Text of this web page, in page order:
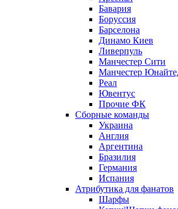
Бавария
Боруссия
Барселона
Динамо Киев
Ливерпуль
Манчестер Сити
Манчестер
Реал
Ювентус
Прочие ФК
Сборные команды
Украина
Англия
Аргентина
Бразилия
Германия
Испания
Атрибутика для фанатов
Шарфы